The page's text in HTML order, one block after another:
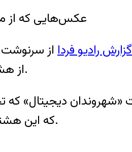
عکس‌هایی که از
گزارش رادیو فردا
از هشتگ «کدام آبان» به یادآوری قتل‌هایی پرداختند که در جریان سرکوب شدید این اعتراضات رخ داد.
«شهروندان دیجیتال»
که این هشتگ تاکنون در توییتر ۱۵۹ میلیون بار دیده شده و در ۱۱۰ هزار توییت و ریتوییت استفاده شده است.